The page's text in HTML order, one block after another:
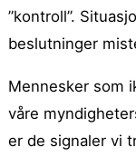
”kontroll”.
beslutninger
Mennesker som
våre
er de signaler vi